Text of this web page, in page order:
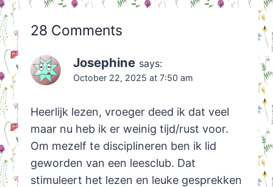
28 Comments
Josephine says:
October 22, 2025 at 7:50 am
Heerlijk lezen, vroeger deed ik dat veel
maar nu heb ik er weinig tijd/rust voor.
Om mezelf te disciplineren ben ik lid
geworden van een leesclub. Dat
stimuleert het lezen en leuke gesprekken